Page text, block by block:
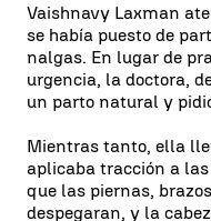
Vaishnavy Laxman
se había puesto de
nalgas. En lugar de
urgencia, la doctora,
un parto natural y
Mientras tanto, ella
aplicaba tracción a
que las piernas,
despegaran, y la